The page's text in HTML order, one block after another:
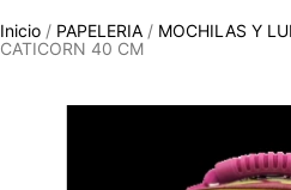
Inicio / PAPELERIA / MOCHILAS Y
CATICORN 40 CM